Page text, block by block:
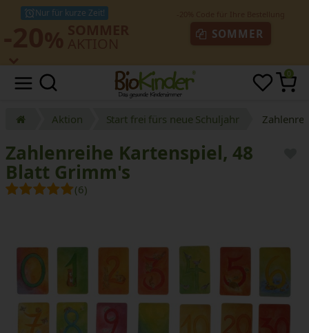
Nur für kurze Zeit!
SOMMER
0
Aktion Start frei fürs neue Schuljahr
Zahlenreihe Kartenspiel, 48
Blatt Grimm's
(6)